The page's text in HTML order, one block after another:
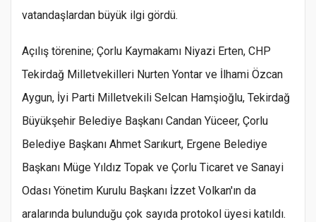
vatandaşlardan büyük ilgi gördü.
Açılış törenine; Çorlu Kaymakamı Niyazi Erten, CHP
Tekirdağ Milletvekilleri Nurten Yontar ve İlhami Özcan
Aygun, İyi Parti Milletvekili Selcan Hamşioğlu, Tekirdağ
Büyükşehir Belediye Başkanı Candan Yüceer, Çorlu
Belediye Başkanı Ahmet Sarıkurt, Ergene Belediye
Başkanı Müge Yıldız Topak ve Çorlu Ticaret ve Sanayi
Odası Yönetim Kurulu Başkanı İzzet Volkan'ın da
aralarında bulunduğu çok sayıda protokol üyesi katıldı.